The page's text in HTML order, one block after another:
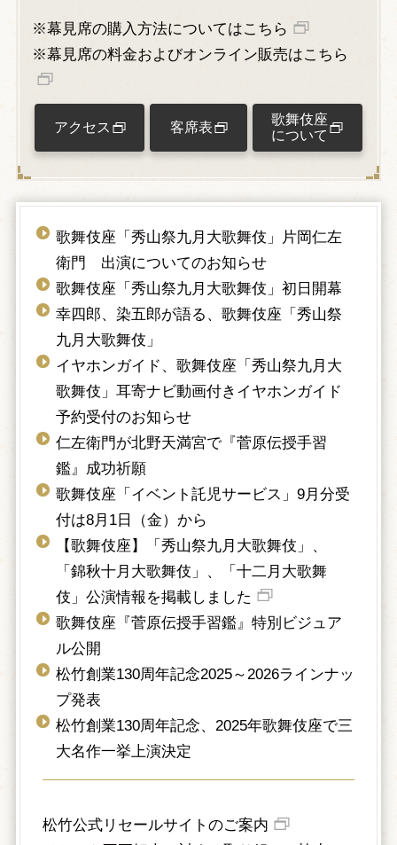
※幕見席の購入方法についてはこちら
※幕見席の料金およびオンライン販売はこちら
アクセス 客席表
歌舞伎座
について
歌舞伎座「秀山祭九月大歌舞伎」片岡仁左
衛門 出演についてのお知らせ
歌舞伎座「秀山祭九月大歌舞伎」初日開幕
幸四郎、染五郎が語る、歌舞伎座「秀山祭
九月大歌舞伎」
イヤホンガイド、歌舞伎座「秀山祭九月大
歌舞伎」耳寄ナビ動画付きイヤホンガイド
予約受付のお知らせ
仁左衛門が北野天満宮で『菅原伝授手習
鑑』成功祈願
歌舞伎座「イベント託児サービス」9月分受
付は8月1日（金）から
【歌舞伎座】「秀山祭九月大歌舞伎」、
「錦秋十月大歌舞伎」、「十二月大歌舞
伎」公演情報を掲載しました
歌舞伎座『菅原伝授手習鑑』特別ビジュア
ル公開
松竹創業130周年記念2025～2026ラインナッ
プ発表
松竹創業130周年記念、2025年歌舞伎座で三
大名作一挙上演決定
松竹公式リセールサイトのご案内